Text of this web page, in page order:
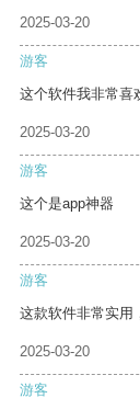
2025-03-20
游客
这个软件我非常喜
2025-03-20
游客
这个是app神器
2025-03-20
游客
这款软件非常实用
2025-03-20
游客